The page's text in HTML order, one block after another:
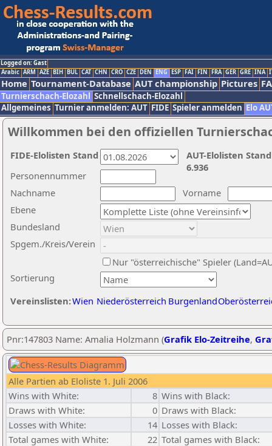
Logged on: Gast
Arabic ARM AZE BIH BUL CAT CHN CRO CZE DEN ENG ESP FAI FIN FRA GER GRE INA
Home Tournament-Database AUT championship Pictures
Turnierschach-Elozahl Schnellschach-Elozahl
Allgemeines Turnier anmelden: AUT FIDE Spieler anmelden Elo
Willkommen bei den offiziellen
Nachname
Vorname
Ebene
Sortierung
Personennummer
Bundesland
Spgem./Kreis/Verein
Nur "österreichische" Spieler
Vereinslisten:Wien Niederösterreich Burgenland
AUT-Elolisten
6.936
FIDE-Elolisten Stand
Pnr:147803 Name: Amalia Holzmann (Grafik Elo-Zeitreihe,
Alle Partien ab Eloliste 1. Juli 2006
Wins with White:
8 Wins with Black:
Draws with White:
0 Draws with Black:
Losses with White:
14 Losses with Black:
Total games with White:
22 Total games with Black: